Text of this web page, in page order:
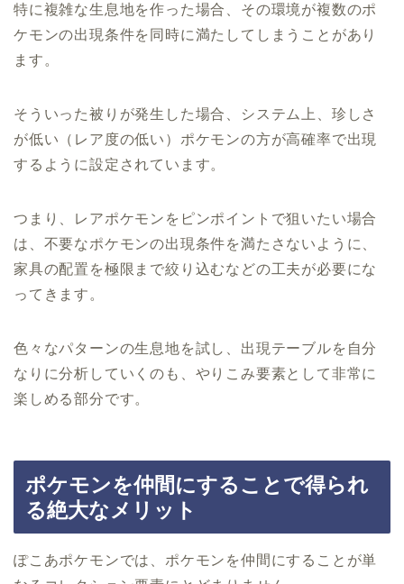
特に複雑な生息地を作った場合、その環境が複数のポ
ケモンの出現条件を同時に満たしてしまうことがあり
ます。
そういった被りが発生した場合、システム上、珍しさ
が低い（レア度の低い）ポケモンの方が高確率で出現
するように設定されています。
つまり、レアポケモンをピンポイントで狙いたい場合
は、不要なポケモンの出現条件を満たさないように、
家具の配置を極限まで絞り込むなどの工夫が必要にな
ってきます。
色々なパターンの生息地を試し、出現テーブルを自分
なりに分析していくのも、やりこみ要素として非常に
楽しめる部分です。
ポケモンを仲間にすることで得られ
る絶大なメリット
ぽこあポケモンでは、ポケモンを仲間にすることが単